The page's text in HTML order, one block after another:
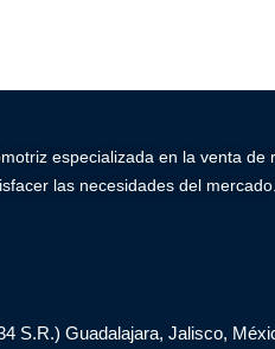
especializada en la venta
las necesidades del mercado.
S.R.) Guadalajara, Jalisco,